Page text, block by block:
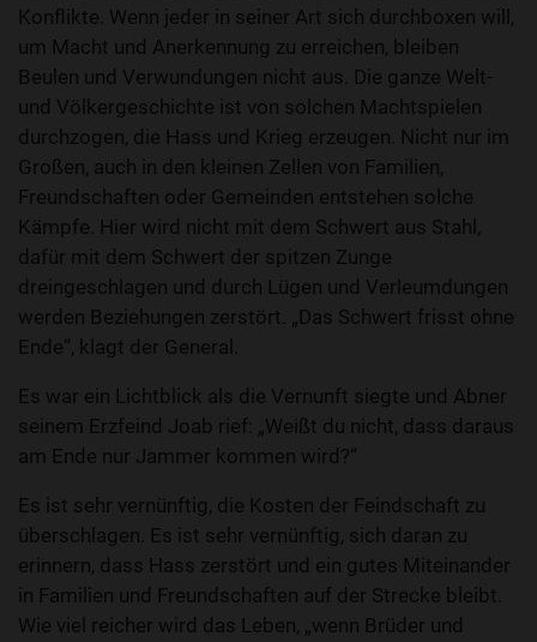
Konflikte. Wenn jeder in seiner Art sich durchboxen will,
um Macht und Anerkennung zu erreichen, bleiben
Beulen und Verwundungen nicht aus. Die ganze Welt-
und Völkergeschichte ist von solchen Machtspielen
durchzogen, die Hass und Krieg erzeugen. Nicht nur im
Großen, auch in den kleinen Zellen von Familien,
Freundschaften oder Gemeinden entstehen solche
Kämpfe. Hier wird nicht mit dem Schwert aus Stahl,
dafür mit dem Schwert der spitzen Zunge
dreingeschlagen und durch Lügen und Verleumdungen
werden Beziehungen zerstört. „Das Schwert frisst ohne
Ende“, klagt der General.
Es war ein Lichtblick als die Vernunft siegte und Abner
seinem Erzfeind Joab rief: „Weißt du nicht, dass daraus
am Ende nur Jammer kommen wird?“
Es ist sehr vernünftig, die Kosten der Feindschaft zu
überschlagen. Es ist sehr vernünftig, sich daran zu
erinnern, dass Hass zerstört und ein gutes Miteinander
in Familien und Freundschaften auf der Strecke bleibt.
Wie viel reicher wird das Leben, „wenn Brüder und